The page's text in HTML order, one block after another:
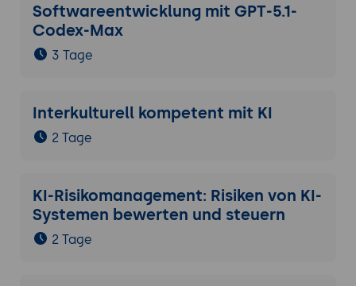
Softwareentwicklung mit GPT-5.1-
Codex-Max
3 Tage
Interkulturell kompetent mit KI
2 Tage
KI-Risikomanagement: Risiken von KI-
Systemen bewerten und steuern
2 Tage